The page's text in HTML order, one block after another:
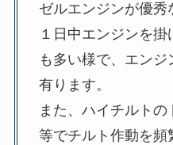
ゼルエンジンが優
１日中エンジンを
も多い様で、エン
有ります。
また、ハイチルト
等でチルト作動を頻